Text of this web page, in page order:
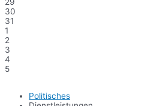
30
31
1
2
3
4
5
Politisches